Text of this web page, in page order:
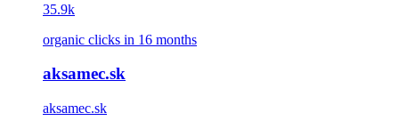
35.9k
organic clicks in 16 months
aksamec.sk
aksamec.sk